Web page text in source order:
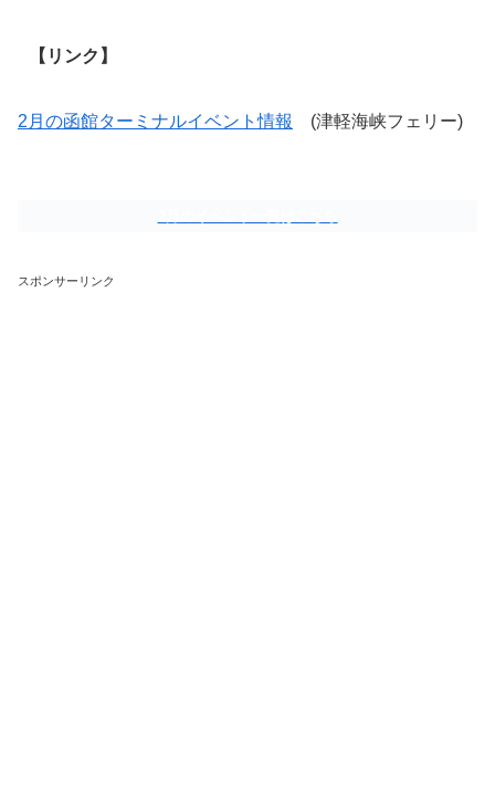
【リンク】
2月の函館ターミナルイベント情報 (津軽海峡フェリー)
スポンサーリンク